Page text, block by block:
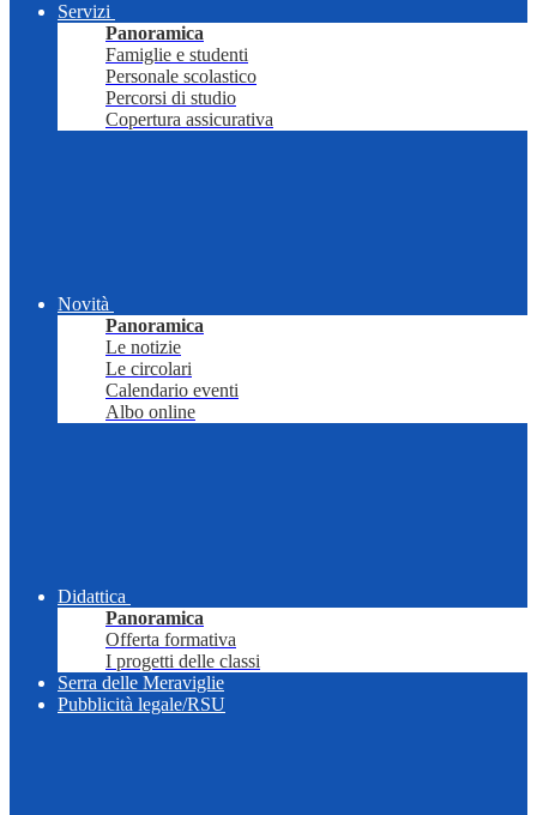
Servizi
Panoramica
Famiglie e studenti
Personale scolastico
Percorsi di studio
Copertura assicurativa
Novità
Panoramica
Le notizie
Le circolari
Calendario eventi
Albo online
Didattica
Panoramica
Offerta formativa
I progetti delle classi
Serra delle Meraviglie
Pubblicità legale/RSU